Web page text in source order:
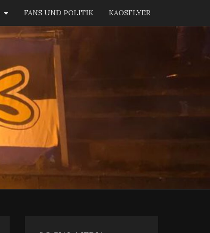
FANS UND POLITIK KAOSFLYER